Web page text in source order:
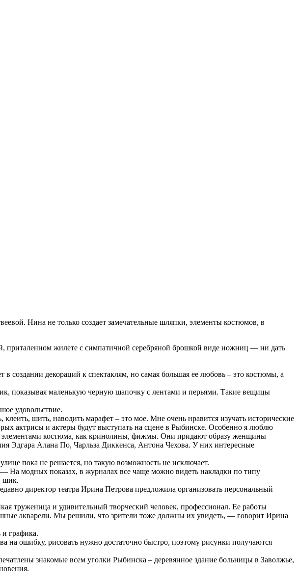
Нина не только создает замечательные шляпки, элементы костюмов, в
жилете с симпатичной серебряной брошкой виде ножниц — ни дать
создании декораций к спектаклям, но самая большая ее любовь – это костюмы, а
показывая маленькую черную шапочку с лентами и перьями. Такие вещицы
удовольствие.
шить, наводить марафет – это мое. Мне очень нравится изучать исторические
актрисы и актеры будут выступать на сцене в Рыбинске. Особенно я люблю
элементами костюма, как кринолины, фижмы. Они придают образу женщины
Эдгара Алана По, Чарльза Диккенса, Антона Чехова. У них интересные
пока не решается, но такую возможность не исключает.
модных показах, в журналах все чаще можно видеть накладки по типу
шик.
директор театра Ирина Петрова предложила организовать персональный
труженица и удивительный творческий человек, профессионал. Ее работы
акварели. Мы решили, что зрители тоже должны их увидеть, — говорит Ирина
и графика.
ошибку, рисовать нужно достаточно быстро, поэтому рисунки получаются
знакомые всем уголки Рыбинска – деревянное здание больницы в Заволжье,